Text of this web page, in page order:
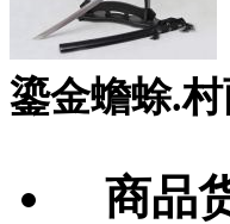
鎏金蟾蜍.
商品